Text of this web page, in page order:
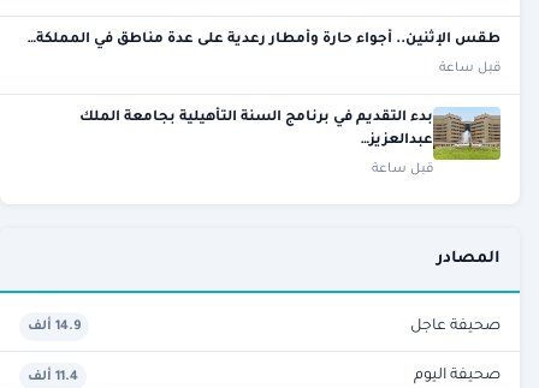
طقس الإثنين.. أجواء حارة وأمطار رعدية على عدة مناطق في المملكة…
قبل ساعة
بدء التقديم في برنامج السنة التأهيلية بجامعة الملك
عبدالعزيز…
قبل ساعة
المصادر
صحيفة عاجل 14.9 ألف
صحيفة اليوم 11.4 ألف